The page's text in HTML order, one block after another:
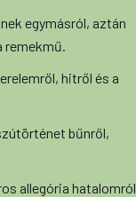
egymásról, aztán
remekmű.
hitről és a
bűnről,
allegória hatalomról